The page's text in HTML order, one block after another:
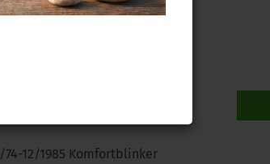
das man programmieren kann
74-12/1985 Komfortblinker